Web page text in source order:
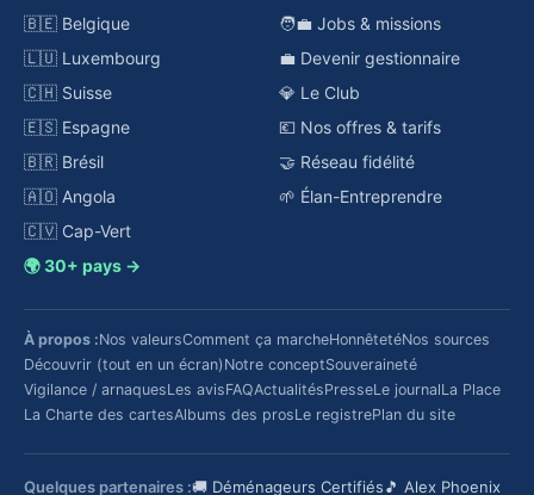
🇧🇪 Belgique
🇱🇺 Luxembourg
🇨🇭 Suisse
🇪🇸 Espagne
🇧🇷 Brésil
🇦🇴 Angola
🇨🇻 Cap-Vert
🌍 30+ pays →
🧑‍💼 Jobs & missions
💼 Devenir gestionnaire
💎 Le Club
💶 Nos offres & tarifs
🤝 Réseau fidélité
🌱 Élan-Entreprendre
À propos :Nos valeursComment ça marcheHonnêtetéNos sources
Découvrir (tout en un écran) Notre conceptSouveraineté
Vigilance / arnaquesLes avisFAQActualitésPresseLe journalLa Place
La Charte des cartesAlbums des prosLe registrePlan du site
Quelques partenaires :🚚 Déménageurs Certifiés🎵 Alex Phoenix